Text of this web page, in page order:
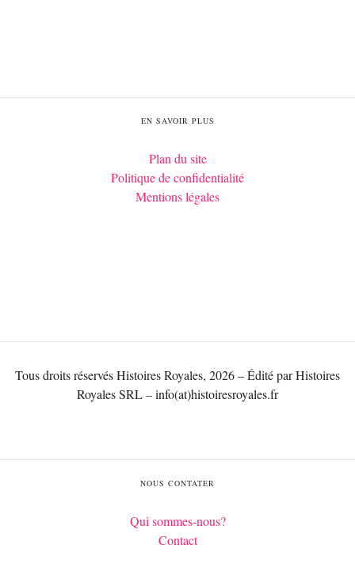
EN SAVOIR PLUS
Plan du site
Politique de confidentialité
Mentions légales
Tous droits réservés Histoires Royales, 2026 – Édité par Histoires
Royales SRL – info(at)histoiresroyales.fr
NOUS CONTATER
Qui sommes-nous?
Contact